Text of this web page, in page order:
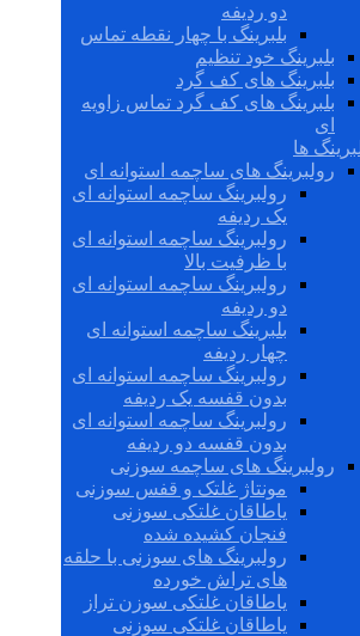
دو ردیفه
بلبرینگ با چهار نقطه تماس
بلبرینگ خود تنظیم
بلبرینگ های کف گرد
بلبرینگ های کف گرد تماس زاویه
ای
ها
رولبرینگ های ساچمه استوانه ای
رولبرینگ ساچمه استوانه ای
یک ردیفه
رولبرینگ ساچمه استوانه ای
با ظرفیت بالا
رولبرینگ ساچمه استوانه ای
دو ردیفه
بلبرینگ ساچمه استوانه ای
چهار ردیفه
رولبرینگ ساچمه استوانه ای
بدون قفسه یک ردیفه
رولبرینگ ساچمه استوانه ای
بدون قفسه دو ردیفه
رولبرینگ های ساچمه سوزنی
مونتاژ غلتک و قفس سوزنی
یاطاقان غلتکی سوزنی
فنجان کشیده شده
رولبرینگ های سوزنی با حلقه
های تراش خورده
یاطاقان غلتکی سوزن تراز
یاطاقان غلتکی سوزنی